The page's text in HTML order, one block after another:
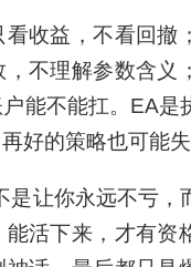
看收益，不看回撤
不理解参数含义
能不能扛。EA是
好的策略也可能失
是让你永远不亏，
活下来，才有资